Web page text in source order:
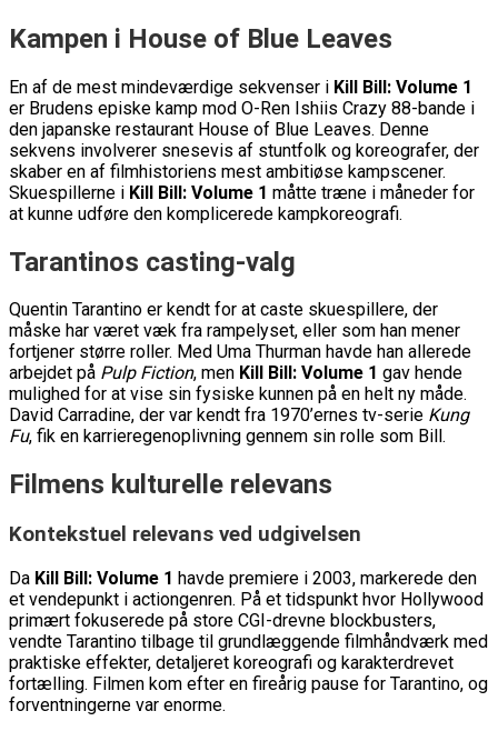
Kampen i House of Blue Leaves
En af de mest mindeværdige sekvenser i Kill Bill: Volume 1
er Brudens episke kamp mod O-Ren Ishiis Crazy 88-bande i
den japanske restaurant House of Blue Leaves. Denne
sekvens involverer snesevis af stuntfolk og koreografer, der
skaber en af filmhistoriens mest ambitiøse kampscener.
Skuespillerne i Kill Bill: Volume 1 måtte træne i måneder for
at kunne udføre den komplicerede kampkoreografi.
Tarantinos casting-valg
Quentin Tarantino er kendt for at caste skuespillere, der
måske har været væk fra rampelyset, eller som han mener
fortjener større roller. Med Uma Thurman havde han allerede
arbejdet på Pulp Fiction, men Kill Bill: Volume 1 gav hende
mulighed for at vise sin fysiske kunnen på en helt ny måde.
David Carradine, der var kendt fra 1970’ernes tv-serie Kung
Fu, fik en karrieregenoplivning gennem sin rolle som Bill.
Filmens kulturelle relevans
Kontekstuel relevans ved udgivelsen
Da Kill Bill: Volume 1 havde premiere i 2003, markerede den
et vendepunkt i actiongenren. På et tidspunkt hvor Hollywood
primært fokuserede på store CGI-drevne blockbusters,
vendte Tarantino tilbage til grundlæggende filmhåndværk med
praktiske effekter, detaljeret koreografi og karakterdrevet
fortælling. Filmen kom efter en fireårig pause for Tarantino, og
forventningerne var enorme.